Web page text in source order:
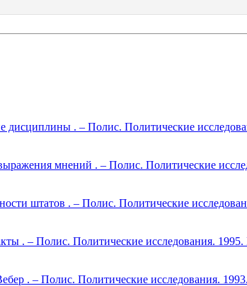
дисциплины . – Полис. Политические
мнений . – Полис. Политические
штатов . – Полис. Политические
. – Полис. Политические исследования.
. – Полис. Политические исследования.